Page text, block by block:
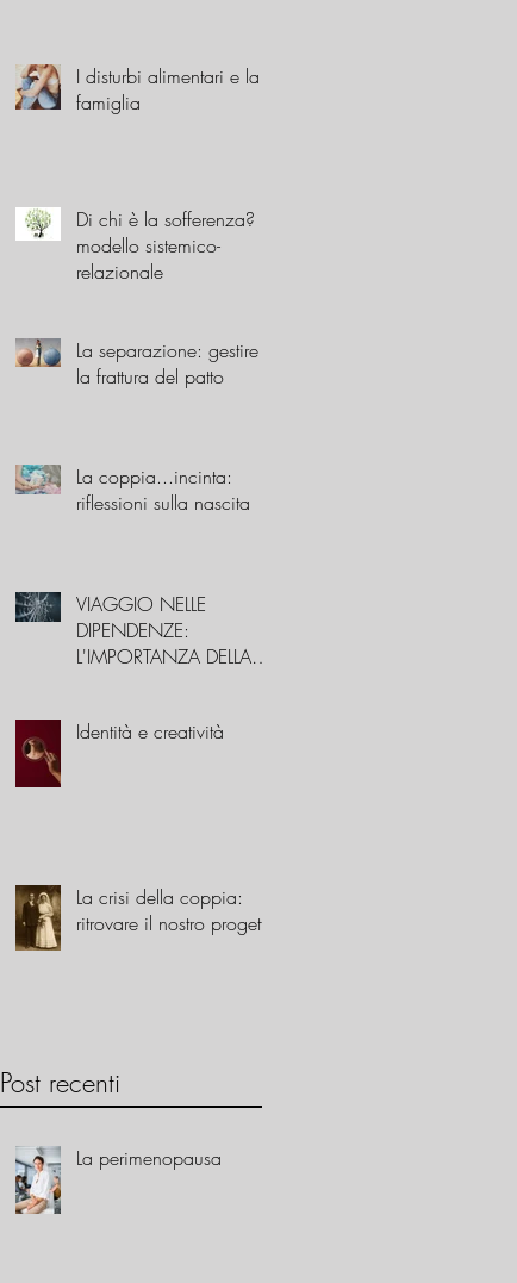
I disturbi alimentari e la
famiglia
Di chi è la sofferenza? Il
modello sistemico-
relazionale
La separazione: gestire
la frattura del patto
La coppia...incinta:
riflessioni sulla nascita
VIAGGIO NELLE
DIPENDENZE:
L'IMPORTANZA DELLA
Identità e creatività
La crisi della coppia:
ritrovare il nostro progetto
Post recenti
La perimenopausa